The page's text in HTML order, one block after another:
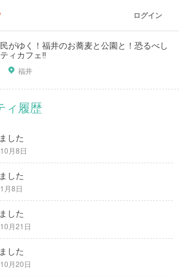
ログイン
がゆく！福井のお蕎麦と公園と！恐るべし
ィカフェ‼︎
福井
ィ履歴
した
月8日
した
月8日
した
月21日
した
月20日